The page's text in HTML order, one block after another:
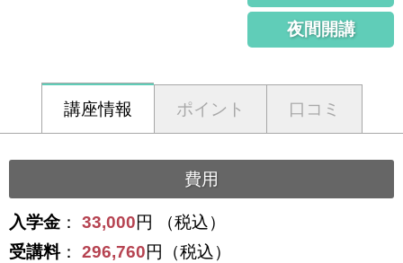
夜間開講
講座情報 ポイント 口コミ
費用
入学金 ： 33,000円 （税込）
受講料： 296,760円（税込）